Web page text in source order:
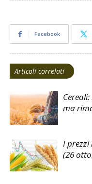
Facebook
Articoli correlati
ma
I prezzi
(26